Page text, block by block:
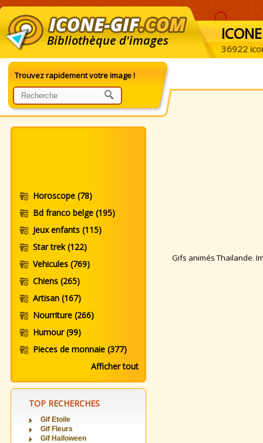
Bibliothèque d'images ICONE
36922
Trouvez rapidement votre image !
Horoscope (78)
Bd franco belge (195)
Jeux enfants (115)
Star trek(122)
Vehicules (769)
Chiens (265)
Artisan (167)
Nourriture (266)
Humour(99)
Pieces de monnaie (377)
Afficher tout
TOP RECHERCHES
Gif Etoile
Gif Fleurs
Gif Halloween
Gifs animés Thailande.